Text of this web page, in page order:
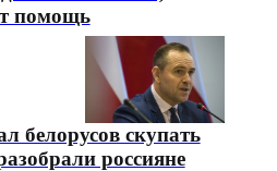
помощь
белорусов скупать
россияне